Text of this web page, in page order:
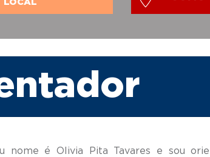
LOCAL
nome é Olivia Pita Tavares e sou